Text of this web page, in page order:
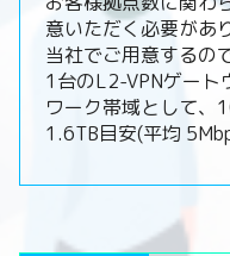
意いただく必要があ
当社でご用意するの
1台のL2-VPNゲート
ワーク帯域として、
1.6TB目安(平均